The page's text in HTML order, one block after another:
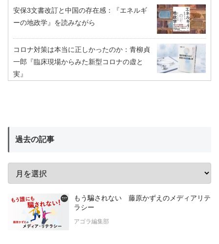
安保3文書改訂と中国の存在感：『エネルギ
ーの地政学』を読みながら
コロナ対策は本当に正しかったのか：青柳貞
一郎『臨床現場からみた新型コロナの虚と
実』
過去の記事
もう騙されない 藤原かずえのメディアリテ
ラシー
アゴラ編集部